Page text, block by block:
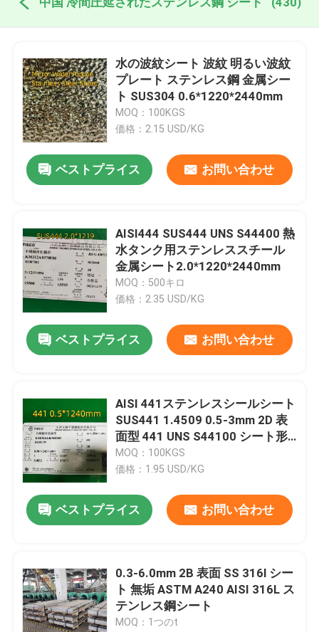
水の波紋シート 波紋 明るい波紋
プレート ステンレス鋼 金属シー
ト SUS304 0.6*1220*2440mm
MOQ：100KGS
価格：2.15 USD/KG
ベストプライス お問い合わせ
AISI444 SUS444 UNS S44400 熱
水タンク用ステンレススチール
金属シート2.0*1220*2440mm
MOQ：500キロ
価格：2.35 USD/KG
ベストプライス お問い合わせ
AISI 441ステンレスシールシート
SUS441 1.4509 0.5-3mm 2D 表
面型 441 UNS S44100 シート形
式
MOQ：100KGS
価格：1.95 USD/KG
ベストプライス お問い合わせ
0.3-6.0mm 2B 表面 SS 316l シー
ト 無垢 ASTM A240 AISI 316L ス
テンレス鋼シート
MOQ：1つのt